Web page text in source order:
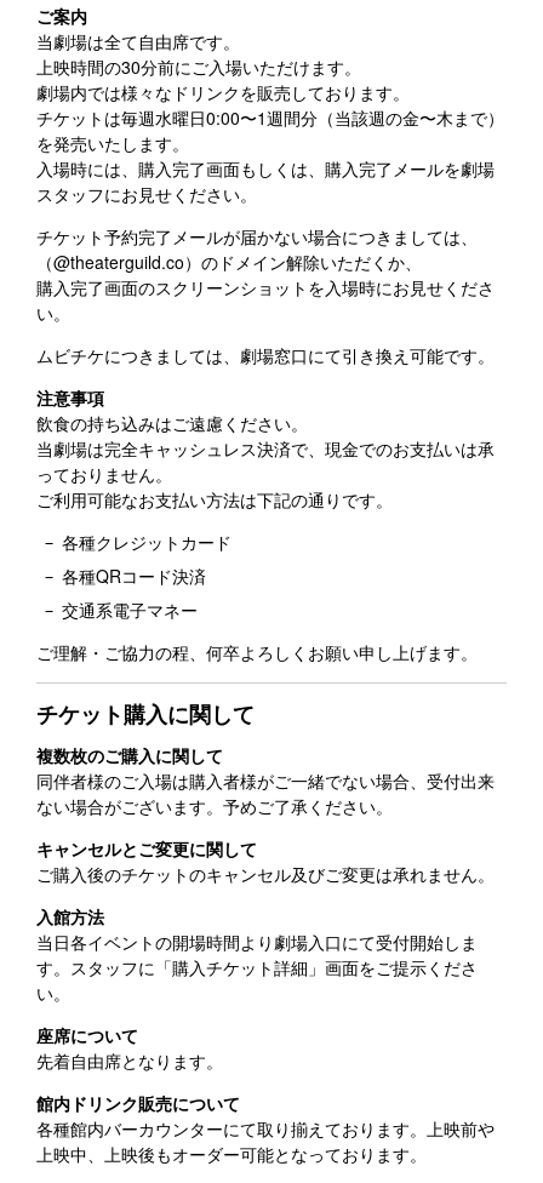
ご案内
当劇場は全て自由席です。
上映時間の30分前にご入場いただけます。
劇場内では様々なドリンクを販売しております。
チケットは毎週水曜日0:00〜1週間分（当該週の金〜木まで）
を発売いたします。
入場時には、購入完了画面もしくは、購入完了メールを劇場
スタッフにお見せください。
チケット予約完了メールが届かない場合につきましては、
（@theaterguild.co）のドメイン解除いただくか、
購入完了画面のスクリーンショットを入場時にお見せくださ
い。
ムビチケにつきましては、劇場窓口にて引き換え可能です。
注意事項
飲食の持ち込みはご遠慮ください。
当劇場は完全キャッシュレス決済で、現金でのお支払いは承
っておりません。
ご利用可能なお支払い方法は下記の通りです。
各種クレジットカード
各種QRコード決済
交通系電子マネー
ご理解・ご協力の程、何卒よろしくお願い申し上げます。
チケット購入に関して
複数枚のご購入に関して
同伴者様のご入場は購入者様がご一緒でない場合、受付出来
ない場合がございます。予めご了承ください。
キャンセルとご変更に関して
ご購入後のチケットのキャンセル及びご変更は承れません。
入館方法
当日各イベントの開場時間より劇場入口にて受付開始しま
す。スタッフに「購入チケット詳細」画面をご提示くださ
い。
座席について
先着自由席となります。
館内ドリンク販売について
各種館内バーカウンターにて取り揃えております。上映前や
上映中、上映後もオーダー可能となっております。